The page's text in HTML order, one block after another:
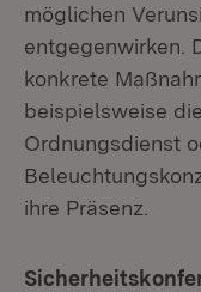
möglichen
entgegenwirken.
konkrete
beispielsweise
Ordnungsdienst
ihre Präsenz.